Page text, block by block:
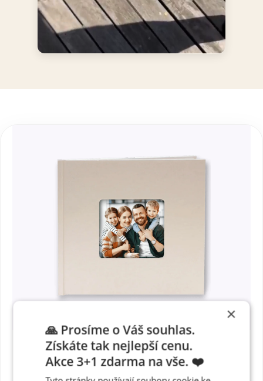
×
🙏 Prosíme o Váš souhlas.
Získáte tak nejlepší cenu.
Akce 3+1 zdarma na vše. ❤️